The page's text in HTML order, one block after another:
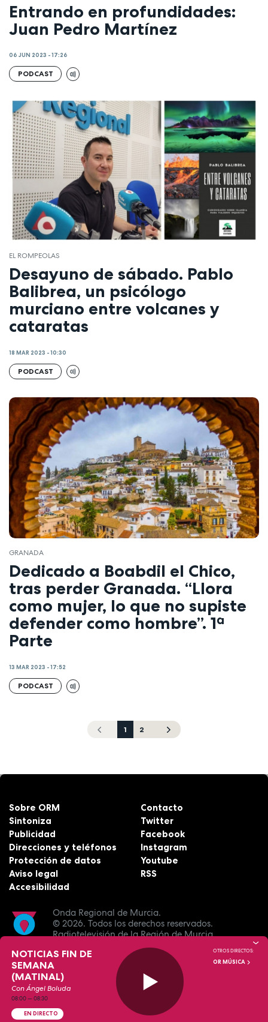
Entrando en profundidades:
Juan Pedro Martínez
06 JUN 2023 - 17:26
PODCAST
EL ROMPEOLAS
Desayuno de sábado. Pablo
Balibrea, un psicólogo
murciano entre volcanes y
cataratas
18 MAR 2023 - 10:30
PODCAST
GRANADA
Dedicado a Boabdil el Chico,
tras perder Granada. “Llora
como mujer, lo que no supiste
defender como hombre”. 1ª
Parte
13 MAR 2023 - 17:52
PODCAST
1 2
Onda Regional de Murcia.
© 2026. Todos los derechos reservados.
Radiotelevisión de la Región de Murcia.
Sobre ORM
Sintoniza
Publicidad
Direcciones y teléfonos
Protección de datos
Aviso legal
Accesibilidad
Contacto
Twitter
Facebook
Instagram
Youtube
RSS
NOTICIAS FIN DE
SEMANA
(MATINAL)
Con Ángel Boluda
08:00—08:30
EN DIRECTO
OTROS DIRECTOS:
OR MÚSICA